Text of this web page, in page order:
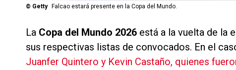
© Getty Falcao estará presente en la Copa del Mundo.
La Copa del Mundo 2026 está a la vuelta de la
sus respectivas listas de convocados. En el
Juanfer Quintero y Kevin Castaño, quienes